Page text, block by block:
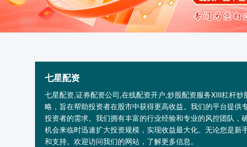
七星配资
七星配资,证券配资公司,在线配资开户,炒股配资服务XIII‌杠杆
略，旨在帮助投资者在股市中获得更高收益。我们的平台提
投资者的需求。我们拥有丰富的行业经验和专业的风控团队
机会来临时迅速扩大投资规模，实现收益最大化。无论您是
和支持。欢迎访问我们的网站，了解更多信息。